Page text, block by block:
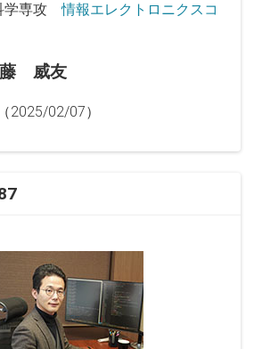
学専攻情報エレクトロニクスコ
威友
（2025/02/07）